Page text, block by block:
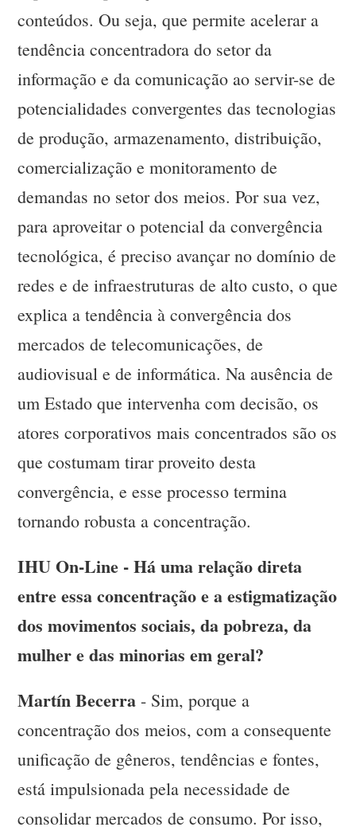
conteúdos. Ou seja, que permite acelerar a
tendência concentradora do setor da
informação e da comunicação ao servir-se de
potencialidades convergentes das tecnologias
de produção, armazenamento, distribuição,
comercialização e monitoramento de
demandas no setor dos meios. Por sua vez,
para aproveitar o potencial da convergência
tecnológica, é preciso avançar no domínio de
redes e de infraestruturas de alto custo, o que
explica a tendência à convergência dos
mercados de telecomunicações, de
audiovisual e de informática. Na ausência de
um Estado que intervenha com decisão, os
atores corporativos mais concentrados são os
que costumam tirar proveito desta
convergência, e esse processo termina
tornando robusta a concentração.
IHU On-Line - Há uma relação direta
entre essa concentração e a estigmatização
dos movimentos sociais, da pobreza, da
mulher e das minorias em geral?
Martín Becerra - Sim, porque a
concentração dos meios, com a consequente
unificação de gêneros, tendências e fontes,
está impulsionada pela necessidade de
consolidar mercados de consumo. Por isso,